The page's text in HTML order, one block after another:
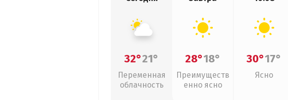
32°21°
Переменная
облачность
28°18°
Преимуществ
енно ясно
30°17°
Ясно